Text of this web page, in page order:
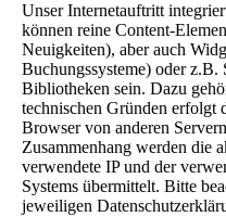
Unser Internetauftritt
können reine Content-
Neuigkeiten), aber auch
Buchungssysteme) oder z.B.
Bibliotheken sein. Dazu
technischen Gründen erfolgt
Browser von anderen
Zusammenhang werden die
verwendete IP und der
Systems übermittelt. Bitte
jeweiligen